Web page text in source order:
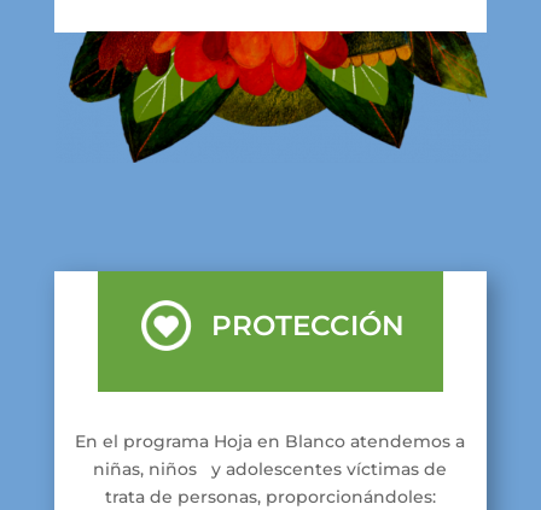
PROTECCIÓN
En el programa Hoja en Blanco atendemos a
niñas, niños y adolescentes víctimas de
trata de personas, proporcionándoles: